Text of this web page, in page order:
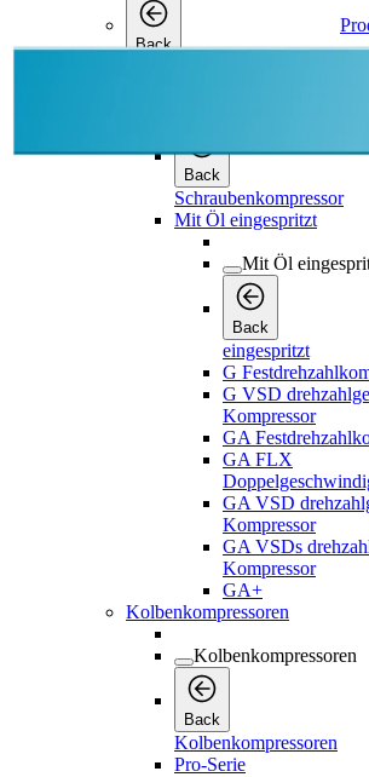
Back
Back
Schraubenkompressor
Mit Öl eingespritzt
Mit Öl
Back
eingespritzt
G
G VSD
Kompressor
GA
GA FLX
GA VSD
Kompressor
GA VSDs
Kompressor
GA+
Kolbenkompressoren
Kolbenkompressoren
Back
Kolbenkompressoren
Pro-Serie